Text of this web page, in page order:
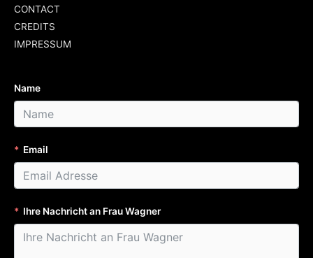
CONTACT
CREDITS
IMPRESSUM
Name
Email
Ihre Nachricht an Frau Wagner